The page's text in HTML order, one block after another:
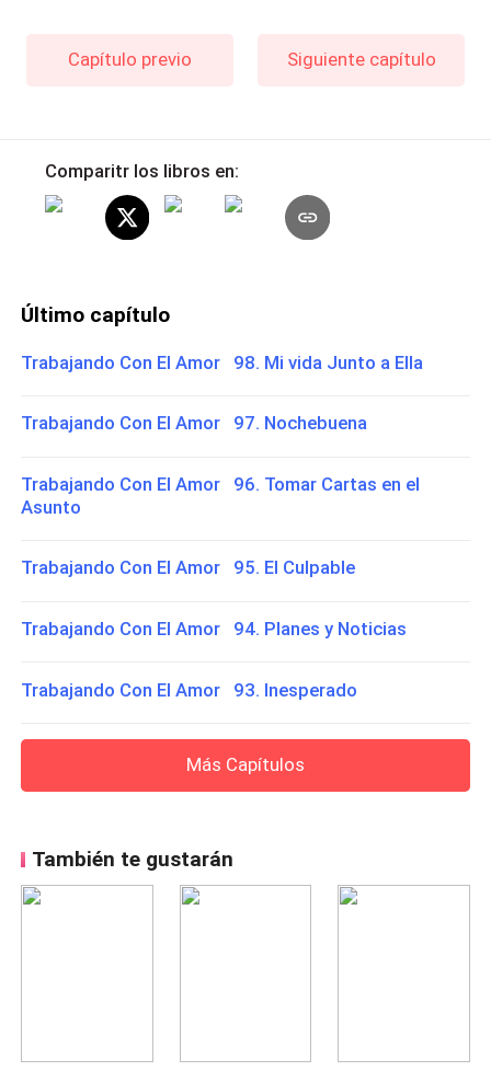
Capítulo previo Siguiente capítulo
Comparitr los libros en:
Último capítulo
Trabajando Con El Amor 98. Mi vida Junto a Ella
Trabajando Con El Amor 97. Nochebuena
Trabajando Con El Amor 96. Tomar Cartas en el
Asunto
Trabajando Con El Amor 95. El Culpable
Trabajando Con El Amor 94. Planes y Noticias
Trabajando Con El Amor 93. Inesperado
Más Capítulos
También te gustarán